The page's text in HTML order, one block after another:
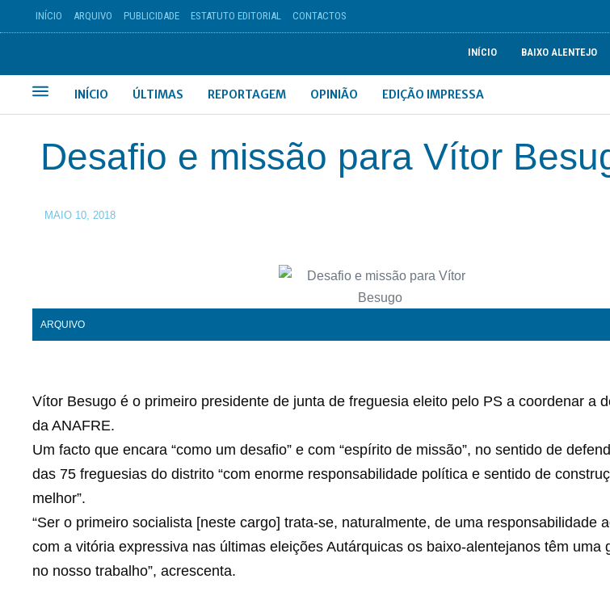
INÍCIO ARQUIVO PUBLICIDADE ESTATUTO EDITORIAL CONTACTOS
INÍCIO BAIXO ALENTEJO
INÍCIO ÚLTIMAS REPORTAGEM OPINIÃO EDIÇÃO IMPRESSA
Desafio e missão para Vítor
MAIO 10, 2018
ARQUIVO
Vítor Besugo é o primeiro presidente de junta de freguesia eleito pelo PS a coordenar a
da ANAFRE.
Um facto que encara “como um desafio” e com “espírito de missão”, no sentido de
das 75 freguesias do distrito “com enorme responsabilidade política e sentido de
melhor”.
“Ser o primeiro socialista [neste cargo] trata-se, naturalmente, de uma responsabilidade
com a vitória expressiva nas últimas eleições Autárquicas os baixo-alentejanos têm uma
no nosso trabalho”, acrescenta.